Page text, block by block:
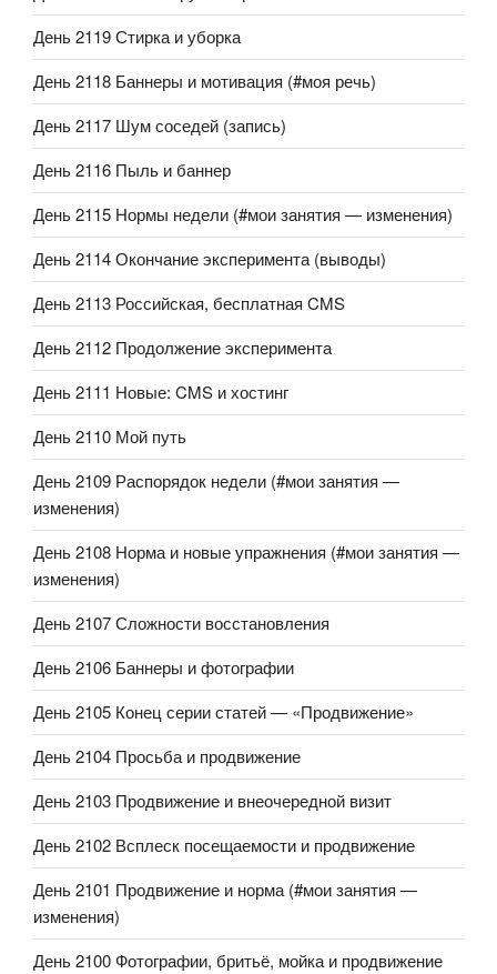
День 2119 Стирка и уборка
День 2118 Баннеры и мотивация (#моя речь)
День 2117 Шум соседей (запись)
День 2116 Пыль и баннер
День 2115 Нормы недели (#мои занятия — изменения)
День 2114 Окончание эксперимента (выводы)
День 2113 Российская, бесплатная CMS
День 2112 Продолжение эксперимента
День 2111 Новые: CMS и хостинг
День 2110 Мой путь
День 2109 Распорядок недели (#мои занятия —
изменения)
День 2108 Норма и новые упражнения (#мои занятия —
изменения)
День 2107 Сложности восстановления
День 2106 Баннеры и фотографии
День 2105 Конец серии статей — «Продвижение»
День 2104 Просьба и продвижение
День 2103 Продвижение и внеочередной визит
День 2102 Всплеск посещаемости и продвижение
День 2101 Продвижение и норма (#мои занятия —
изменения)
День 2100 Фотографии, бритьё, мойка и продвижение